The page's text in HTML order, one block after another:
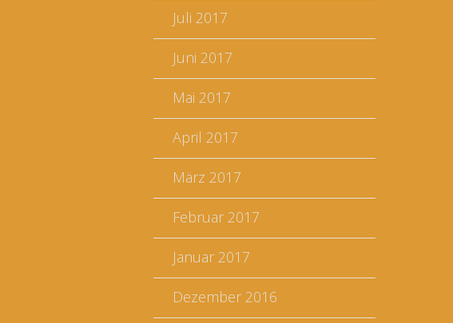
Juli 2017
Juni 2017
Mai 2017
April 2017
März 2017
Februar 2017
Januar 2017
Dezember 2016